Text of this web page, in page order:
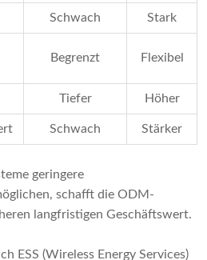
Schwach Stark
Begrenzt Flexibel
Tiefer Höher
Schwach Stärker
geringere
schafft die ODM-
langfristigen Geschäftswert.
ESS (Wireless Energy Services)